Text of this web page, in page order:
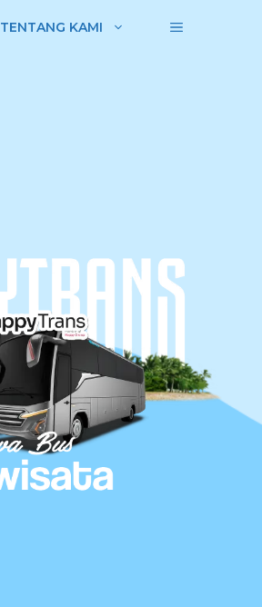
TENTANG KAMI